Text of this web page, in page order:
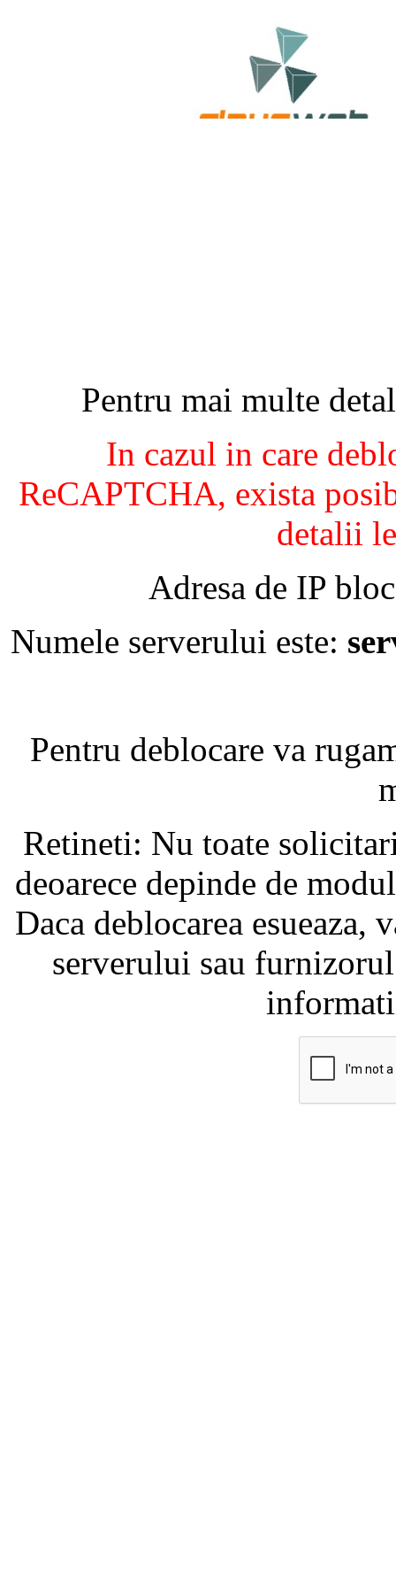
Pentru mai multe
In cazul in care
ReCAPTCHA, exista
detalii
Adresa de IP
Numele serverului este:
Pentru deblocare va
Retineti: Nu toate
deoarece depinde de
Daca deblocarea
serverului sau